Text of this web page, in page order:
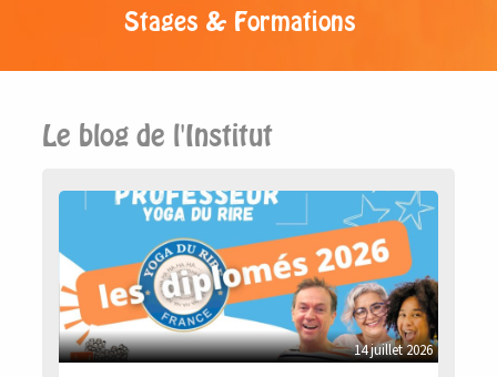
Stages & Formations
Le blog de l'Institut
14 juillet 2026